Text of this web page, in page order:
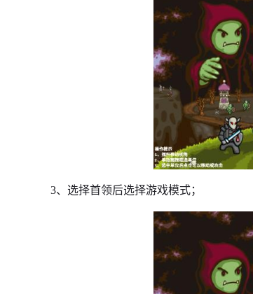
3、选择首领后选择游戏模式；